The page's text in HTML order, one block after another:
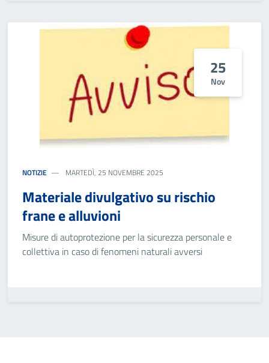
25
Nov
NOTIZIE MARTEDÌ, 25 NOVEMBRE 2025
Materiale divulgativo su rischio
frane e alluvioni
Misure di autoprotezione per la sicurezza personale e
collettiva in caso di fenomeni naturali avversi